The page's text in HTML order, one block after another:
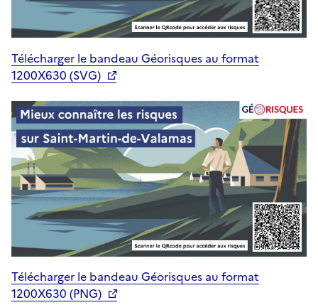
Télécharger le bandeau Géorisques au format
1200X630 (SVG)
Télécharger le bandeau Géorisques au format
1200X630 (PNG)